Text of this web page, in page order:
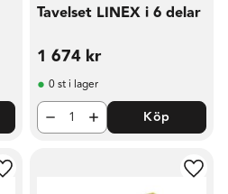
Tavelset LINEX i 6 delar
1 674 kr
0 st i lager
Köp
Lägg till i favoriter